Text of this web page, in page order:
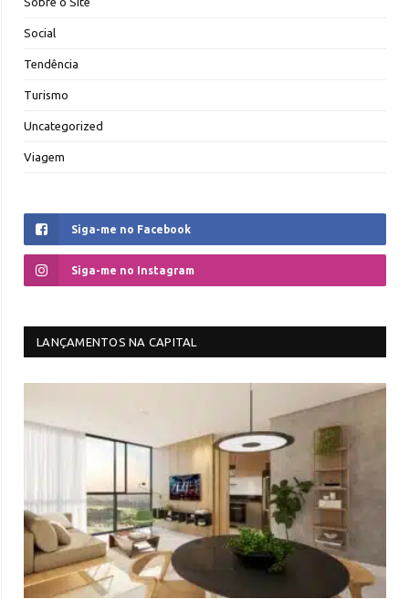
Social
Tendência
Turismo
Uncategorized
Viagem
Siga-me no Facebook
Siga-me no Instagram
LANÇAMENTOS NA CAPITAL